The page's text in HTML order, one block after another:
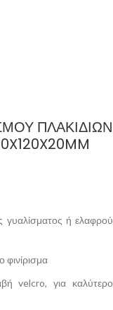
ΠΛΑΚΙΔΙΏΝ
γυαλίσματος ή ελαφρού
φινίρισμα
velcro, για καλύτερο